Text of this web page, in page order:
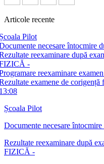
Articole recente
Pilot
necesare întocmire
reexaminare după
-
reexaminare
examene de
Școala Pilot
Documente necesare
Rezultate reexaminare după
FIZICĂ -